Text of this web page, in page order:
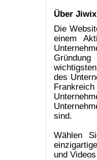
Über Jiwix
Die
einem
des
sind.
Wählen
und